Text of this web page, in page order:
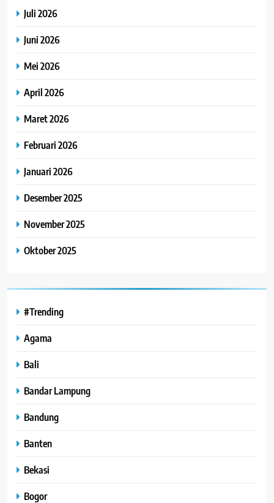
Juli 2026
Juni 2026
Mei 2026
April 2026
Maret 2026
Februari 2026
Januari 2026
Desember 2025
November 2025
Oktober 2025
#Trending
Agama
Bali
Bandar Lampung
Bandung
Banten
Bekasi
Bogor